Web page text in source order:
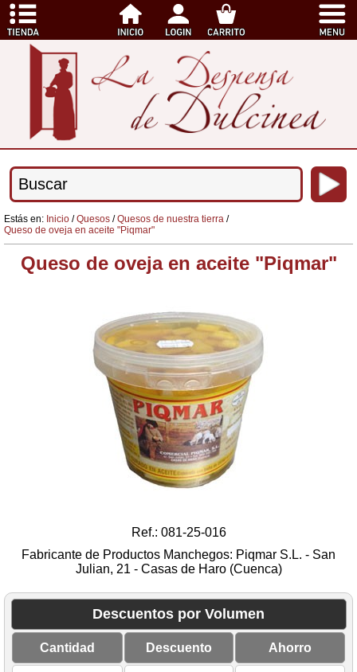
Estás en: Inicio /Quesos /Quesos de nuestra tierra /
Queso de oveja en aceite "Piqmar"
Queso de oveja en aceite "Piqmar"
Ref.: 081-25-016
Fabricante de Productos Manchegos: Piqmar S.L. - San
Julian, 21 - Casas de Haro (Cuenca)
Descuentos por Volumen
Cantidad Descuento Ahorro